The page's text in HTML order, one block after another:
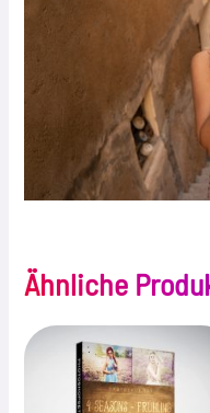
Ähnliche